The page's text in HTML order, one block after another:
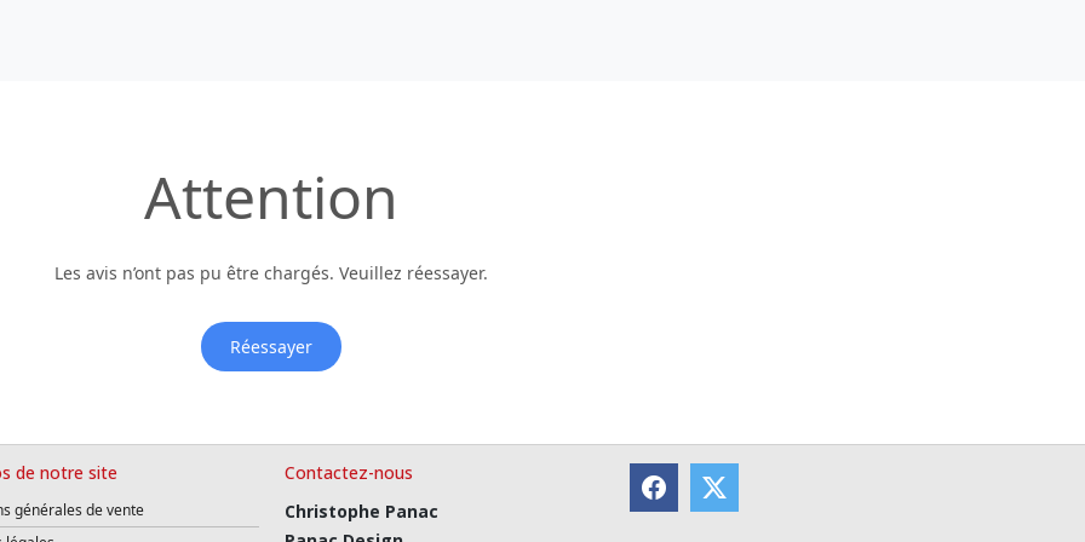
Attention
Les avis n’ont pas pu être chargés. Veuillez réessayer.
Réessayer
de notre site
générales de vente
Contactez-nous
Christophe Panac